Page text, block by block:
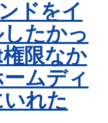
ドをイ
たかっ
限なか
ムディ
れた